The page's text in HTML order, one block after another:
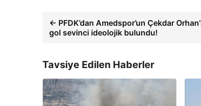
← PFDK’dan Amedspor’un Çekdar
gol sevinci ideolojik bulundu!
Tavsiye Edilen Haberler